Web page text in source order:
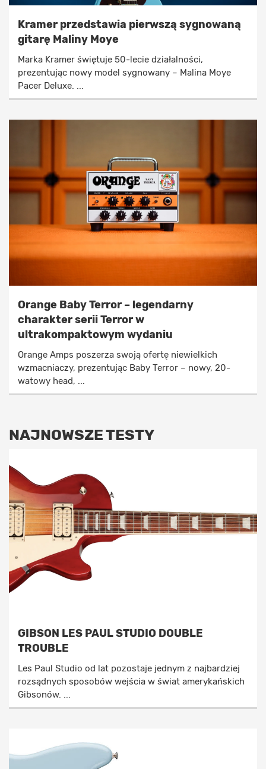
Kramer przedstawia pierwszą sygnowaną
gitarę Maliny Moye
Marka Kramer świętuje 50-lecie działalności,
prezentując nowy model sygnowany – Malina Moye
Pacer Deluxe. ...
Orange Baby Terror – legendarny
charakter serii Terror w
ultrakompaktowym wydaniu
Orange Amps poszerza swoją ofertę niewielkich
wzmacniaczy, prezentując Baby Terror – nowy, 20-
watowy head, ...
NAJNOWSZE TESTY
GIBSON LES PAUL STUDIO DOUBLE
TROUBLE
Les Paul Studio od lat pozostaje jednym z najbardziej
rozsądnych sposobów wejścia w świat amerykańskich
Gibsonów. ...